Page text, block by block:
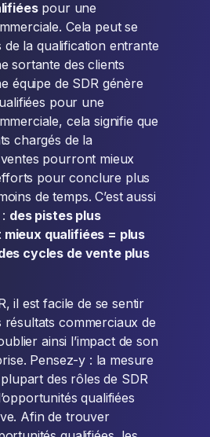
pour une
Cela peut se
de la qualification entrante
sortante des clients
équipe de SDR génère
pour une
cela signifie que
chargés de la
pourront mieux
pour conclure plus
de temps. C’est aussi
des pistes plus
mieux qualifiées = plus
cycles de vente plus
il est facile de se sentir
résultats commerciaux de
ainsi l’impact de son
Pensez-y : la mesure
des rôles de SDR
qualifiées
Afin de trouver